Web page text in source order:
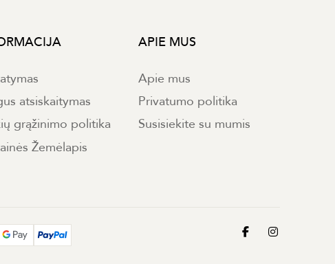
atsiskaitymas
grąžinimo politika
Žemėlapis
APIE MUS
Apie mus
Privatumo politika
Susisiekite su mumis